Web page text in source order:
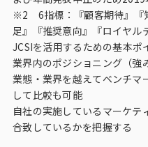
※2 6指標：『顧客期待』『
足』『推奨意向』『ロイヤル
JCSIを活用するための基本ポ
業界内のポジショニング（強
業態・業界を越えてベンチマ
して比較も可能
自社の実施しているマーケテ
合致しているかを把握する